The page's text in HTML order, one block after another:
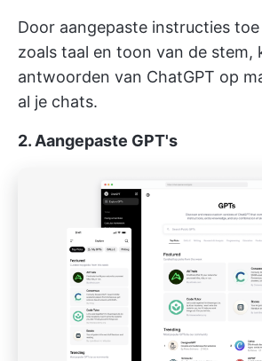
Door aangepaste instructies
zoals taal en toon van de stem,
antwoorden van ChatGPT op
al je chats.
2. Aangepaste GPT's